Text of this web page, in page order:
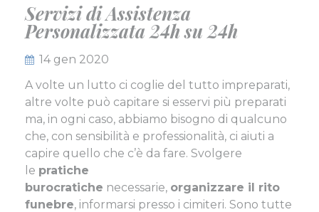
Servizi di Assistenza
Personalizzata 24h su 24h
Pubblicato il
14 gen 2020
A volte un lutto ci coglie del tutto impreparati,
altre volte può capitare si esservi più preparati
ma, in ogni caso, abbiamo bisogno di qualcuno
che, con sensibilità e professionalità, ci aiuti a
capire quello che c’è da fare. Svolgere
le pratiche
burocratiche necessarie, organizzare il rito
funebre, informarsi presso i cimiteri. Sono tutte